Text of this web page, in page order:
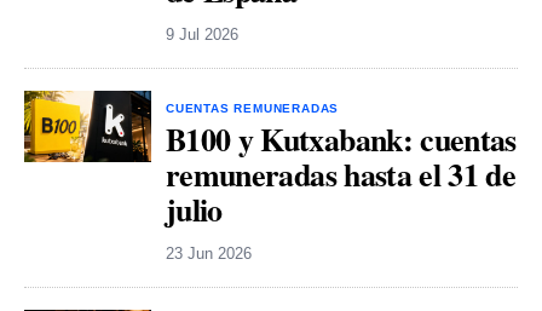
9 Jul 2026
CUENTAS REMUNERADAS
B100 y Kutxabank: cuentas
remuneradas hasta el 31 de
julio
23 Jun 2026